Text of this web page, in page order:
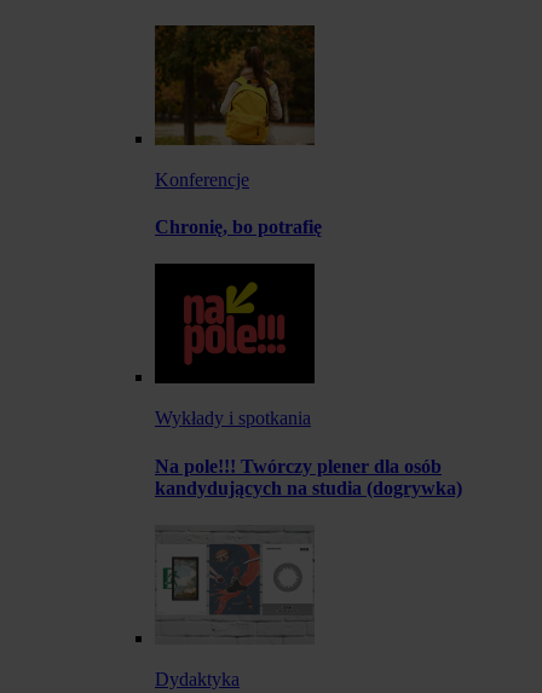
Konferencje
Chronię, bo potrafię
Wykłady i spotkania
Na pole!!! Twórczy plener dla osób
kandydujących na studia (dogrywka)
Dydaktyka